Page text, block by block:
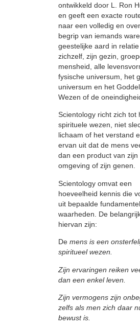
ontwikkeld door L. Ron
en geeft een exacte
naar een volledig en
begrip van iemands ware
geestelijke aard in
zichzelf, zijn gezin,
mensheid, alle
fysische universum, het
universum en het
Wezen of de
Scientology richt zich tot
spirituele wezen, niet
lichaam of het verstand
ervan uit dat de mens
dan een product van zijn
omgeving of zijn genen.
Scientology omvat een
hoeveelheid kennis die
uit bepaalde
waarheden. De
hiervan zijn:
De mens is een
spiritueel wezen.
Zijn ervaringen reiken
dan een enkel leven.
Zijn vermogens zijn
zelfs als men zich daar
bewust is.